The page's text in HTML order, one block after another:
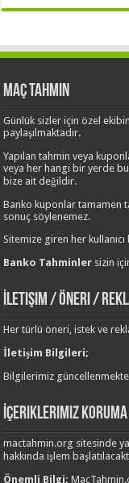
Maç Tahmin
Günlük sizler için özel
paylaşılmaktadır.
Yapılan tahmin veya
veya her hangi bir yerde
bize ait değildir.
Banko kuponlar tamamen
sonuç söylenemez.
Sitemize giren her
Banko Tahminler sizin
İletişim / Öneri /
Her türlü öneri, istek ve
İletişim Bilgileri;
Bilgilerimiz
İçeriklerimiz
mactahmin.org sitesinde
hakkında işlem
Önemli Bilgi;